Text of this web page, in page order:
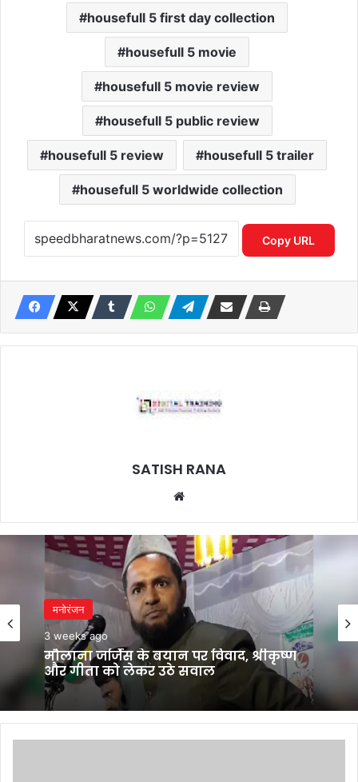
housefull 5 first day collection
housefull 5 movie
housefull 5 movie review
housefull 5 public review
housefull 5 review housefull 5 trailer
housefull 5 worldwide collection
Copy URL
SATISH RANA
मनोरंजन
3 weeks ago
मौलाना जर्जिस के बयान पर विवाद, श्रीकृष्ण
और गीता को लेकर उठे सवाल